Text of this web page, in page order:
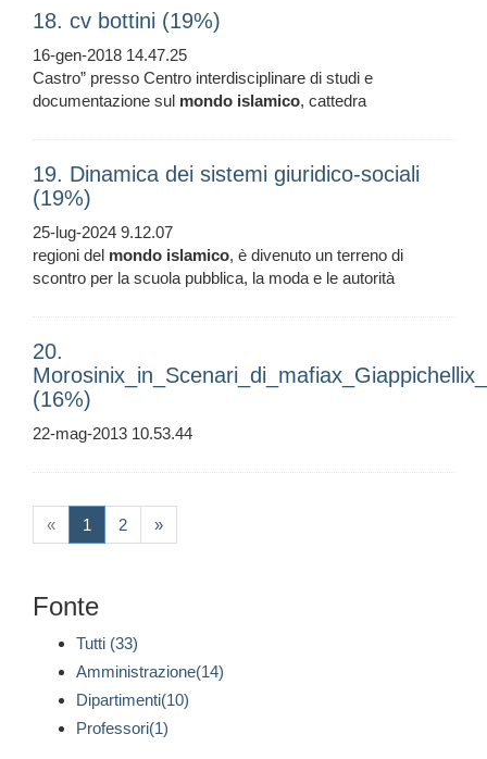
18. cv bottini (19%)
16-gen-2018 14.47.25
Castro” presso Centro interdisciplinare di studi e
documentazione sul mondo islamico, cattedra
19. Dinamica dei sistemi giuridico-sociali
(19%)
25-lug-2024 9.12.07
regioni del mondo islamico, è divenuto un terreno di
scontro per la scuola pubblica, la moda e le autorità
20.
(16%)
22-mag-2013 10.53.44
« 1 (current)
2 »
Fonte
Tutti (33)
Amministrazione(14)
Dipartimenti(10)
Professori(1)